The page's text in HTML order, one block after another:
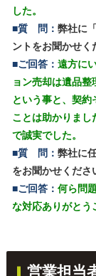
した。
■質 問： 弊社に
ントをお聞かせく
■ご回答： 遠方に
ョン売却は遺品
という事と、契約
ことは助かりまし
で誠実でした。
■質 問： 弊社に
をお聞かせくださ
■ご回答： 何ら問
な対応ありがとう
営業担当